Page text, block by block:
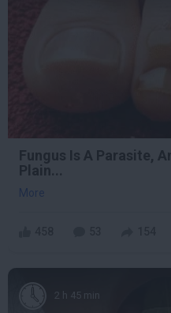
Fungus Is A Parasite,
Plain...
More
2 h 45 min